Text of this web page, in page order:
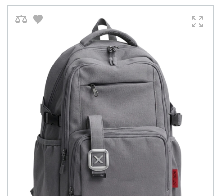
Сумки колесные
Сумки спортивные
Сумки деловые
Сумки поясные
Сумки пляжные
Сумки для ноутбуков
Сумки-тележки хозяйственные
Сумки-рюкзаки на колёсах
Сумки детские